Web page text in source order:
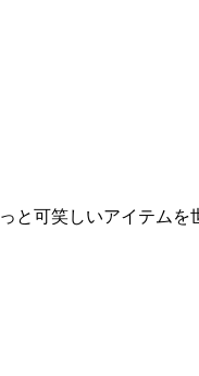
と可笑しいアイテムを